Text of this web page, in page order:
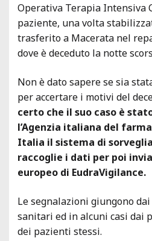
Operativa Terapia Intensiva
paziente, una volta
trasferito a Macerata nel
dove è deceduto la notte
Non è dato sapere se sia
per accertare i motivi del
certo che il suo caso è
l’Agenzia italiana del
Italia il sistema di
raccoglie i dati per poi
europeo di EudraVigilance.
Le segnalazioni giungono
sanitari ed in alcuni casi dai
dei pazienti stessi.